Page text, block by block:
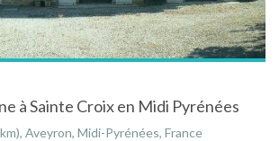
à Sainte Croix en Midi Pyrénées
Aveyron, Midi-Pyrénées, France